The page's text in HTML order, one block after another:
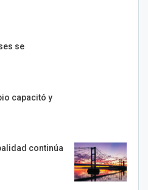
se
capacitó y
continúa